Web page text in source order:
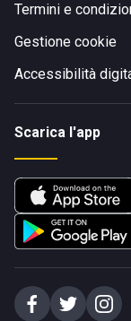
Termini e
Gestione cookie
Accessibilità
Scarica l'app